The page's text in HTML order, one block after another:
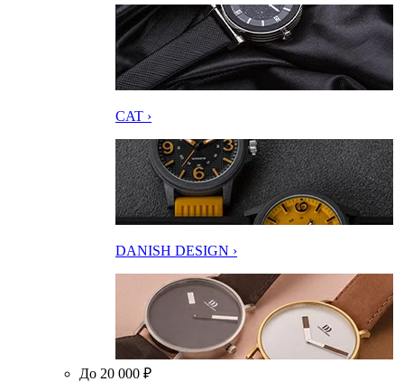
CAT ›
DANISH DESIGN ›
До 20 000 ₽